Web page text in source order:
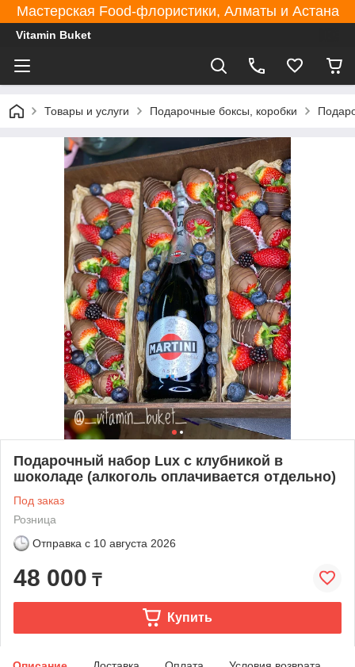
Мастерская Food-флористики, Алматы и Астана
Vitamin Buket
Товары и услуги Подарочные боксы, коробки
Подарочный набор Lux с клубникой в
шоколаде (алкоголь оплачивается отдельно)
Под заказ
Розница
Отправка с 10 августа 2026
48 000 ₸
Купить